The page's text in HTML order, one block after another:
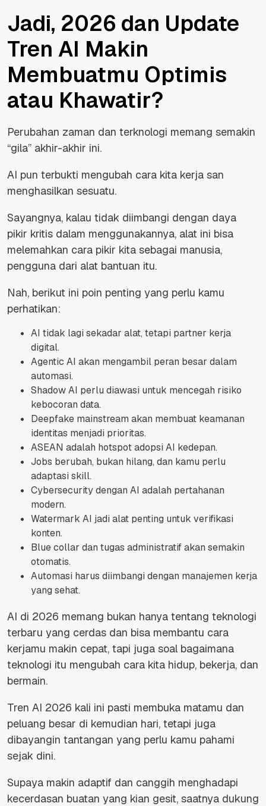
Jadi, 2026 dan Update
Tren AI Makin
Membuatmu Optimis
atau Khawatir?
Perubahan zaman dan terknologi memang semakin
“gila” akhir-akhir ini.
AI pun terbukti mengubah cara kita kerja san
menghasilkan sesuatu.
Sayangnya, kalau tidak diimbangi dengan daya
pikir kritis dalam menggunakannya, alat ini bisa
melemahkan cara pikir kita sebagai manusia,
pengguna dari alat bantuan itu.
Nah, berikut ini poin penting yang perlu kamu
perhatikan:
AI tidak lagi sekadar alat, tetapi partner kerja
digital.
Agentic AI akan mengambil peran besar dalam
automasi.
Shadow AI perlu diawasi untuk mencegah risiko
kebocoran data.
Deepfake mainstream akan membuat keamanan
identitas menjadi prioritas.
ASEAN adalah hotspot adopsi AI kedepan.
Jobs berubah, bukan hilang, dan kamu perlu
adaptasi skill.
Cybersecurity dengan AI adalah pertahanan
modern.
Watermark AI jadi alat penting untuk verifikasi
konten.
Blue collar dan tugas administratif akan semakin
otomatis.
Automasi harus diimbangi dengan manajemen kerja
yang sehat.
AI di 2026 memang bukan hanya tentang teknologi
terbaru yang cerdas dan bisa membantu cara
kerjamu makin cepat, tapi juga soal bagaimana
teknologi itu mengubah cara kita hidup, bekerja, dan
bermain.
Tren AI 2026 kali ini pasti membuka matamu dan
peluang besar di kemudian hari, tetapi juga
dibayangin tantangan yang perlu kamu pahami
sejak dini.
Supaya makin adaptif dan canggih menghadapi
kecerdasan buatan yang kian gesit, saatnya dukung